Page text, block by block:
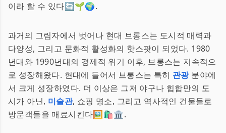
이라 할 수 있다🔄🌱🌍.
과거의 그림자에서 벗어나 현대 브롱스는 도시적 매력과
다양성, 그리고 문화적 활성화의 핫스팟이 되었다. 1980
년대와 1990년대의 경제적 위기 이후, 브롱스는 지속적으
로 성장해왔다. 현대에 들어서 브롱스는 특히 관광분야에
서 크게 성장하였다. 더 이상은 그저 야구나 힙합만의 도
시가 아닌, 미술관, 쇼핑 명소, 그리고 역사적인 건물들로
방문객들을 매료시킨다🖼🛍🏛.